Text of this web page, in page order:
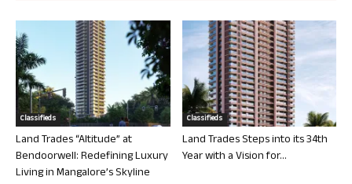
Classifieds
Land Trades “Altitude” at
Bendoorwell: Redefining Luxury
Living in Mangalore’s Skyline
Classifieds
Land Trades Steps into its 34th
Year with a Vision for...